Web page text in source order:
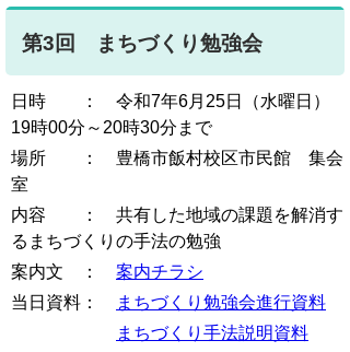
第3回 まちづくり勉強会
日時 ： 令和7年6月25日（水曜日）
19時00分～20時30分まで
場所 ： 豊橋市飯村校区市民館 集会
室
内容 ： 共有した地域の課題を解消す
るまちづくりの手法の勉強
案内文 ： 案内チラシ
当日資料：
まちづくり勉強会進行資料
まちづくり手法説明資料